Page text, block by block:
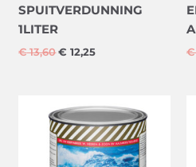
SPUITVERDUNNING
1LITER
€13,60€ 12,25 €
prijs
was:
€ 44,20.
prijs
is:
€ 39,80.